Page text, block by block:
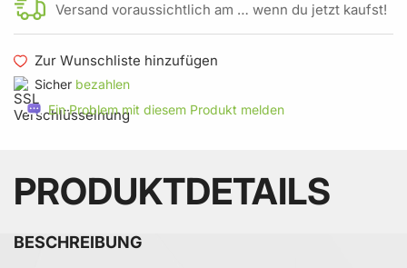
Versand voraussichtlich am … wenn du jetzt kaufst!
Zur Wunschliste hinzufügen
Sicher bezahlen
Ein Problem mit diesem Produkt melden
PRODUKTDETAILS
BESCHREIBUNG